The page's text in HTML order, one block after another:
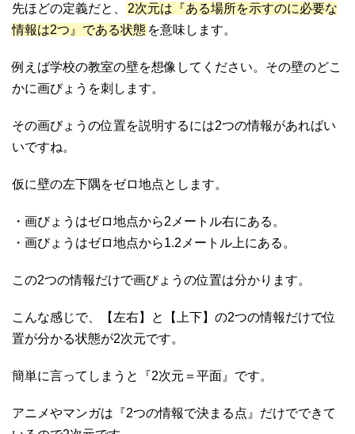
先ほどの定義だと、
2次元は『ある場所を示すのに必要な
情報は2つ』である状態 を意味します。
例えば学校の教室の壁を想像してください。その壁のどこ
かに画びょうを刺します。
その画びょうの位置を説明するには2つの情報があればい
いですね。
仮に壁の左下隅をゼロ地点とします。
・画びょうはゼロ地点から2メートル右にある。
・画びょうはゼロ地点から1.2メートル上にある。
この2つの情報だけで画びょうの位置は分かります。
こんな感じで、【左右】と【上下】の2つの情報だけで位
置が分かる状態が2次元です。
簡単に言ってしまうと『2次元＝平面』です。
アニメやマンガは『2つの情報で決まる点』だけでできて